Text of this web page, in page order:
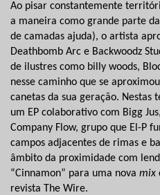
Ao pisar constantemente
a maneira como grande parte
de camadas ajuda), o artista
Deathbomb Arc e Backwoodz
de ilustres como billy woods,
nesse caminho que se
canetas da sua geração. Nestas
um EP colaborativo com Bigg
Company Flow, grupo que El-P
campos adjacentes de rimas e
âmbito da proximidade com
“Cinnamon” para uma nova mix
revista The Wire.